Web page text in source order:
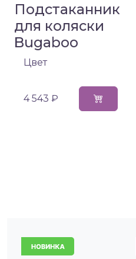
Подстаканник
для коляски
Bugaboo
Цвет
4 543 ₽